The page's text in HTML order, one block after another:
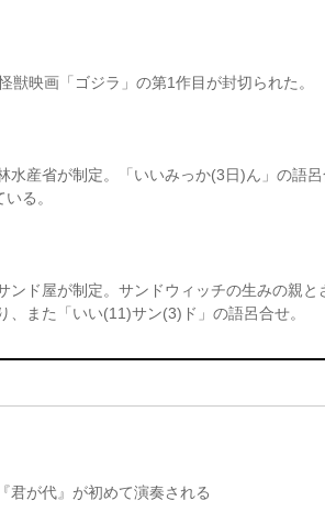
獣映画「ゴジラ」の第1作目が封切られた。
水産省が制定。「いいみっか(3日)ん」の語
る。
ンド屋が制定。サンドウィッチの生みの親と
また「いい(11)サン(3)ド」の語呂合せ。
君が代』が初めて演奏される